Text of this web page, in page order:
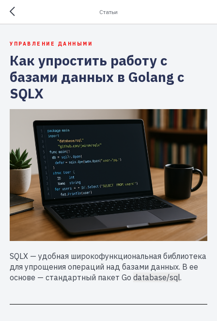
Статьи
УПРАВЛЕНИЕ ДАННЫМИ
Как упростить работу с
базами данных в Golang с
SQLX
SQLX — удобная широкофункциональная библиотека
для упрощения операций над базами данных. В ее
основе — стандартный пакет Go database/sql.